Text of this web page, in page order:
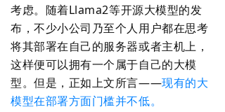
考虑。随着Llama2等开源大模型的发
布，不少小公司乃至个人用户都在思考
将其部署在自己的服务器或者主机上，
这样便可以拥有一个属于自己的大模
型。但是，正如上文所言——现有的大
模型在部署方面门槛并不低。